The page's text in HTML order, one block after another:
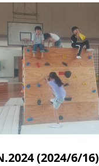
(2024/6/16)